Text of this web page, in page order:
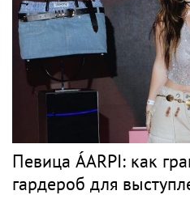
Певица ÁARPI: как
гардероб для